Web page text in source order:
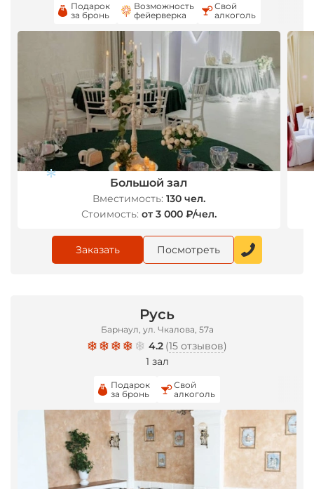
Подарок
за бронь
Возможность
фейерверка
Свой
алкоголь
Большой зал
Вместимость: 130 чел.
Стоимость: от 3 000 ₽/чел.
Заказать Посмотреть
Русь
Барнаул, ул. Чкалова, 57а
4.2 (15 отзывов)
1 зал
Подарок
за бронь
Свой
алкоголь
*